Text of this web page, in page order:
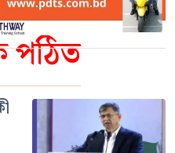
পঠিত